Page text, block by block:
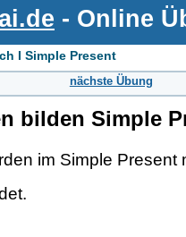
- Online
I Simple Present
nächste Übung
bilden Simple
im Simple Present